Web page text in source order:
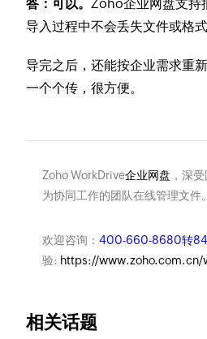
答：可以。Zoho企业网盘支持
导入过程中不会丢失文件或格式
导完之后，还能按企业需求重
一个个传，很方便。
Zoho WorkDrive企业网盘 ，深
为协同工作的团队在线管理文件。
欢迎咨询： 400-660-8680转
验: https://www.zoho.com.cn/
相关话题